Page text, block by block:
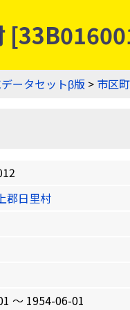
ータセットβ版 > 市区
郡日里村
〜 1954-06-01